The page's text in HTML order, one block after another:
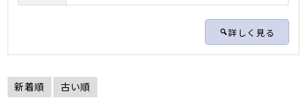
詳しく見る
新着順 古い順